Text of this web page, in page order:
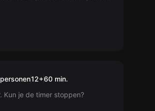
je land en proberen hem te
Namur
12+60 min.
Kun je de timer stoppen?